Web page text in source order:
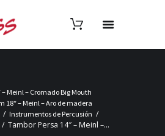
– Meinl – Cromado Big Mouth
18″ – Meinl – Aro de madera
Instrumentos de Percusión
Tambor Persa 14″ – Meinl –...